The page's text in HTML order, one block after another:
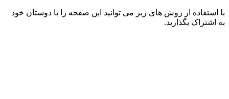
با استفاده از روش های زیر می توانید این صفحه را با دوستان خود
به اشتراک بگذارید.